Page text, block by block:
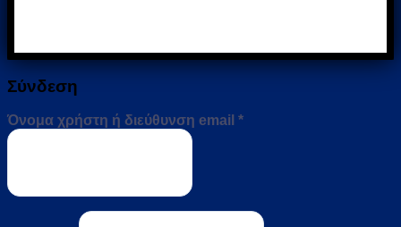
Σύνδεση
Όνομα χρήστη ή διεύθυνση email *Απαιτείται
Απαιτείται